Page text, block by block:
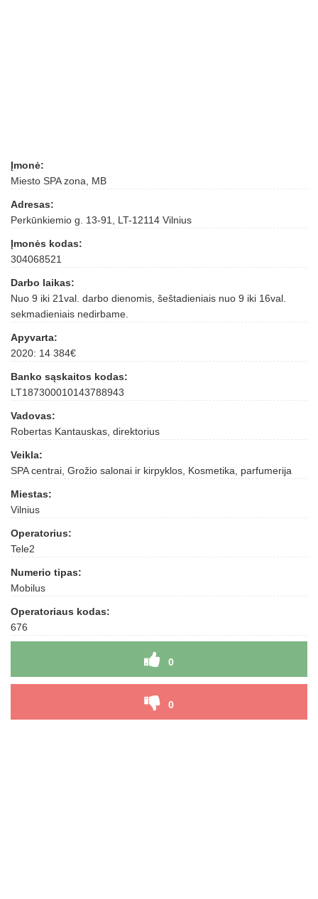
Įmonė:
Miesto SPA zona, MB
Adresas:
Perkūnkiemio g. 13-91, LT-12114 Vilnius
Įmonės kodas:
304068521
Darbo laikas:
Nuo 9 iki 21val. darbo dienomis, šeštadieniais nuo 9 iki 16val.
sekmadieniais nedirbame.
Apyvarta:
2020: 14 384€
Banko sąskaitos kodas:
LT187300010143788943
Vadovas:
Robertas Kantauskas, direktorius
Veikla:
SPA centrai, Grožio salonai ir kirpyklos, Kosmetika, parfumerija
Miestas:
Vilnius
Operatorius:
Tele2
Numerio tipas:
Mobilus
Operatoriaus kodas:
676
0
0